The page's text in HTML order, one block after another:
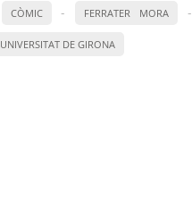
CÒMIC - FERRATER MORA -
UNIVERSITAT DE GIRONA